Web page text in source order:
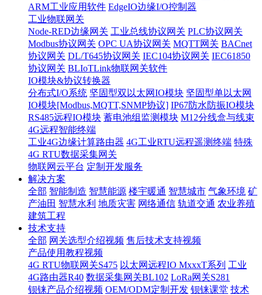
ARM工业应用软件 EdgeIO边缘I/O控制器
工业物联网关
Node-RED边缘网关 工业总线协议网关 PLC协议网关
Modbus协议网关 OPC UA协议网关 MQTT网关 BACnet
协议网关 DL/T645协议网关 IEC104协议网关 IEC61850
协议网关 BLIoTLink物联网关软件
IO模块&协议转换器
分布式I/O系统 坚固型双以太网IO模块 坚固型单以太网
IO模块[Modbus,MQTT,SNMP协议] IP67防水防振IO模块
RS485远程IO模块 蓄电池组监测模块 M12分线盒与线束
4G远程智能终端
工业4G边缘计算路由器 4G工业RTU远程遥测终端 特殊
4G RTU数据采集网关
物联网云平台 定制开发服务
解决方案
全部 智能制造 智慧能源 楼宇暖通 智慧城市 气象环境 矿
产油田 智慧水利 地质灾害 网络通信 轨道交通 农业养殖
建筑工程
技术支持
全部 网关选型介绍视频 售后技术支持视频
产品使用教程视频
4G RTU物联网关S475 以太网远程IO MxxxT系列 工业
4G路由器R40 数据采集网关BL102 LoRa网关S281
钡铼产品介绍视频 OEM/ODM定制开发 钡铼课堂 技术